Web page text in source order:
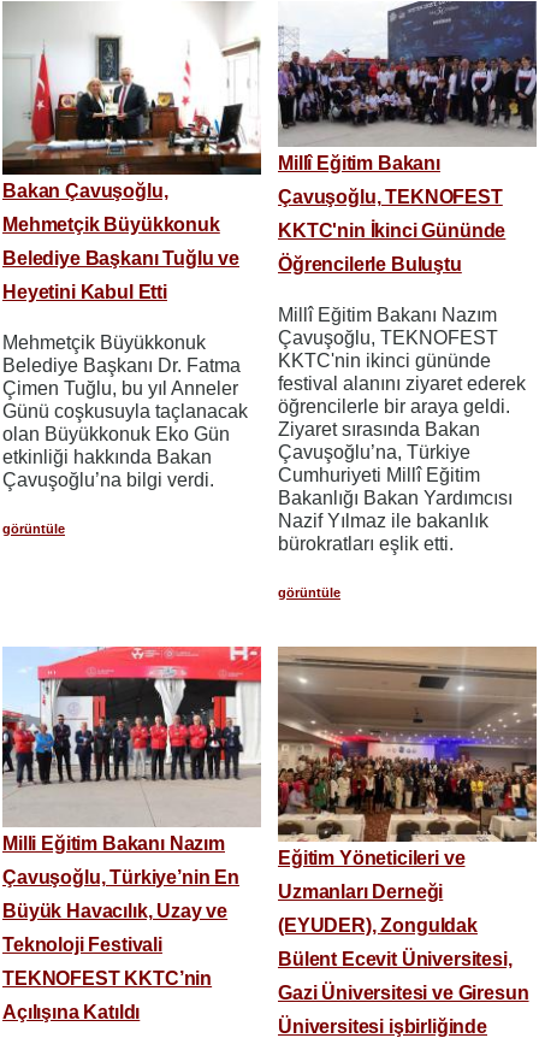
Bakan Çavuşoğlu,
Mehmetçik Büyükkonuk
Belediye Başkanı Tuğlu ve
Heyetini Kabul Etti
Mehmetçik Büyükkonuk
Belediye Başkanı Dr. Fatma
Çimen Tuğlu, bu yıl Anneler
Günü coşkusuyla taçlanacak
olan Büyükkonuk Eko Gün
etkinliği hakkında Bakan
Çavuşoğlu’na bilgi verdi.
görüntüle
Millî Eğitim Bakanı
Çavuşoğlu, TEKNOFEST
KKTC'nin İkinci Gününde
Öğrencilerle Buluştu
Millî Eğitim Bakanı Nazım
Çavuşoğlu, TEKNOFEST
KKTC'nin ikinci gününde
festival alanını ziyaret ederek
öğrencilerle bir araya geldi.
Ziyaret sırasında Bakan
Çavuşoğlu’na, Türkiye
Cumhuriyeti Millî Eğitim
Bakanlığı Bakan Yardımcısı
Nazif Yılmaz ile bakanlık
bürokratları eşlik etti.
görüntüle
Milli Eğitim Bakanı Nazım
Çavuşoğlu, Türkiye’nin En
Büyük Havacılık, Uzay ve
Teknoloji Festivali
TEKNOFEST KKTC’nin
Açılışına Katıldı
Eğitim Yöneticileri ve
Uzmanları Derneği
(EYUDER), Zonguldak
Bülent Ecevit Üniversitesi,
Gazi Üniversitesi ve Giresun
Üniversitesi işbirliğinde